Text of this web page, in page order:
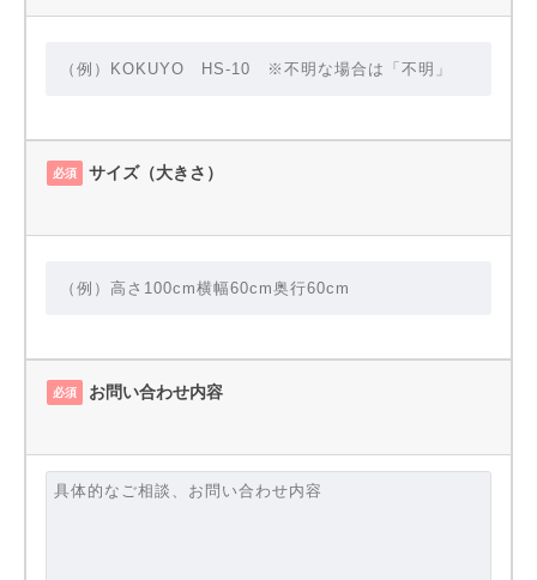
必須 サイズ（大きさ）
必須 お問い合わせ内容